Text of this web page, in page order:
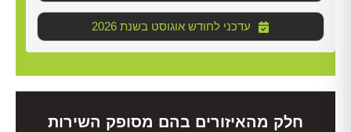
2026 עדכני לחודש אוגוסט בשנת
חלק מהאיזורים בהם מסופק השירות